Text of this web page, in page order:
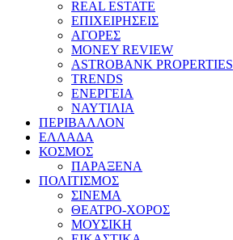
REAL ESTATE
ΕΠΙΧΕΙΡΗΣΕΙΣ
ΑΓΟΡΕΣ
MONEY REVIEW
ASTROBANK PROPERTIES
TRENDS
ΕΝΕΡΓΕΙΑ
ΝΑΥΤΙΛΙΑ
ΠΕΡΙΒΑΛΛΟΝ
ΕΛΛΑΔΑ
ΚΟΣΜΟΣ
ΠΑΡΑΞΕΝΑ
ΠΟΛΙΤΙΣΜΟΣ
ΣΙΝΕΜΑ
ΘΕΑΤΡΟ-ΧΟΡΟΣ
ΜΟΥΣΙΚΗ